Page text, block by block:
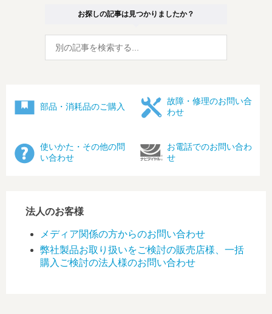
お探しの記事は見つかりましたか？
部品・消耗品のご購入
故障・修理のお問い合
わせ
使いかた・その他の問
い合わせ
お電話でのお問い合わ
せ
法人のお客様
メディア関係の方からのお問い合わせ
弊社製品お取り扱いをご検討の販売店様、一括
購入ご検討の法人様のお問い合わせ